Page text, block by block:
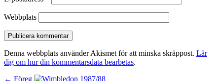
Webbplats
Denna webbplats använder Akismet för att minska skräppost. Lär
dig om hur din kommentarsdata bearbetas.
← Föreg Föregående